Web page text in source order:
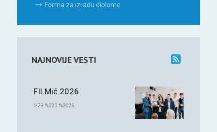
Forma za izradu diplome
NAJNOVIJE VESTI
FILMić 2026
%29 %220 %2026